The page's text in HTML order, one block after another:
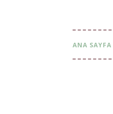
ANA SAYFA